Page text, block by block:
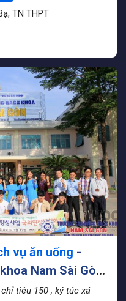
, TN THPT
vụ ăn uống -
Nam Sài Gòn
chỉ tiêu 150 , ký túc xá